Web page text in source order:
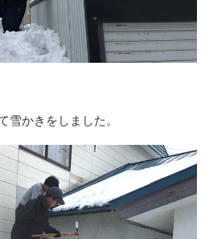
雪かきをしました。